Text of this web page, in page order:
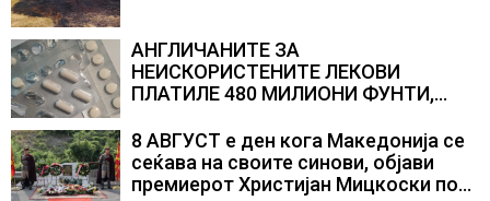
АНГЛИЧАНИТЕ ЗА
НЕИСКОРИСТЕНИТЕ ЛЕКОВИ
ПЛАТИЛЕ 480 МИЛИОНИ ФУНТИ,
само лекови што навистина им се
потребни
8 АВГУСТ е ден кога Македонија се
сеќава на своите синови, објави
премиерот Христијан Мицкоски по